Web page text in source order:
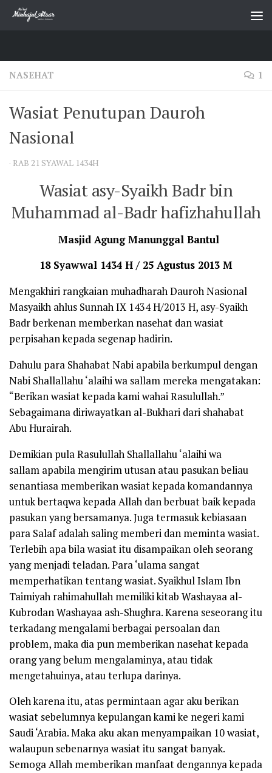
Skip to content
NASEHAT 1
Wasiat Penutupan Dauroh
Nasional
· RAB 21 SYAWAL 1434H
Wasiat asy-Syaikh Badr bin
Muhammad al-Badrhafizhahullah
Masjid Agung Manunggal Bantul
18 Syawwal 1434 H / 25 Agustus 2013 M
Mengakhiri rangkaian muhadharah Dauroh Nasional
Masyaikh ahlus Sunnah IX 1434 H/2013 H, asy-Syaikh
Badr berkenan memberkan nasehat dan wasiat
perpisahan kepada segenap hadirin.
Dahulu para Shahabat Nabi apabila berkumpul dengan
Nabi Shallallahu ‘alaihi wa sallam mereka mengatakan:
“Berikan wasiat kepada kami wahai Rasulullah.”
Sebagaimana diriwayatkan al-Bukhari dari shahabat
Abu Hurairah.
Demikian pula Rasulullah Shallallahu ‘alaihi wa
sallam apabila mengirim utusan atau pasukan beliau
senantiasa memberikan wasiat kepada komandannya
untuk bertaqwa kepada Allah dan berbuat baik kepada
pasukan yang bersamanya. Juga termasuk kebiasaan
para Salaf adalah saling memberi dan meminta wasiat.
Terlebih apa bila wasiat itu disampaikan oleh seorang
yang menjadi teladan. Para ‘ulama sangat
memperhatikan tentang wasiat. Syaikhul Islam Ibn
Taimiyah rahimahullah memiliki kitab Washayaa al-
KubrodanWashayaa ash-Shughra. Karena seseorang itu
terkadang mengalami berbagai persoalan dan
problem, maka dia pun memberikan nasehat kepada
orang yang belum mengalaminya, atau tidak
mengetahuinya, atau terlupa darinya.
Oleh karena itu, atas permintaan agar aku berikan
wasiat sebelumnya kepulangan kami ke negeri kami
Saudi ‘Arabia. Maka aku akan menyampaikan 10 wasiat,
walaupun sebenarnya wasiat itu sangat banyak.
Semoga Allah memberikan manfaat dengannya kepada